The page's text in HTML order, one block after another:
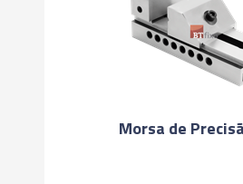
Morsa de